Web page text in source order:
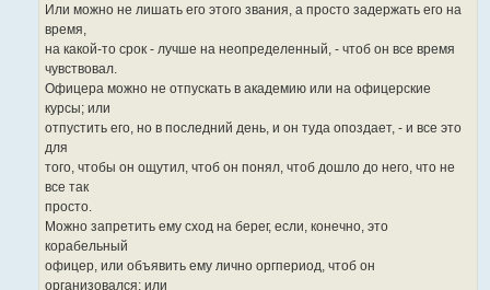
Или можно не лишать его этого звания, а просто задержать его на
время,
на какой-то срок - лучше на неопределенный, - чтоб он все время
чувствовал.
Офицера можно не отпускать в академию или на офицерские
курсы; или
отпустить его, но в последний день, и он туда опоздает, - и все это
для
того, чтобы он ощутил, чтоб он понял, чтоб дошло до него, что не
все так
просто.
Можно запретить ему сход на берег, если, конечно, это
корабельный
офицер, или объявить ему лично оргпериод, чтоб он
организовался; или